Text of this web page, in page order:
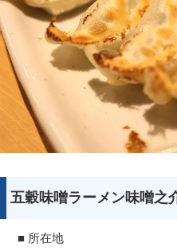
五穀味噌ラーメン味噌之
■ 所在地